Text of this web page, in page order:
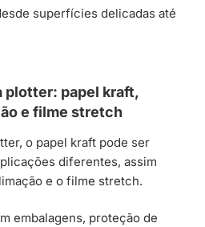
superfícies delicadas até
plotter: papel kraft,
e filme stretch
o papel kraft pode ser
diferentes, assim
e o filme stretch.
embalagens, proteção de